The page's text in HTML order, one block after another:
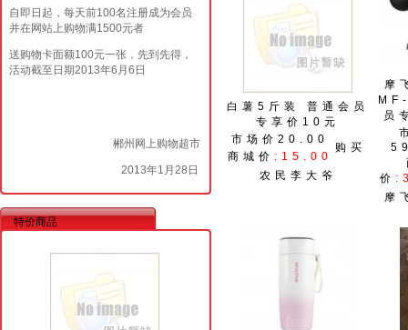
自即日起，每天前100名注册成为会员
并在网站上购物满1500元者
送购物卡面额100元一张，先到先得，
活动截至日期2013年6月6日
郴州网上购物超市
2013年1月28日
特价商品
白薯5斤装 普通会员
专享价10元
市场价20.00
购买
商城价 :15.00
农民李大爷
摩
员
价
摩